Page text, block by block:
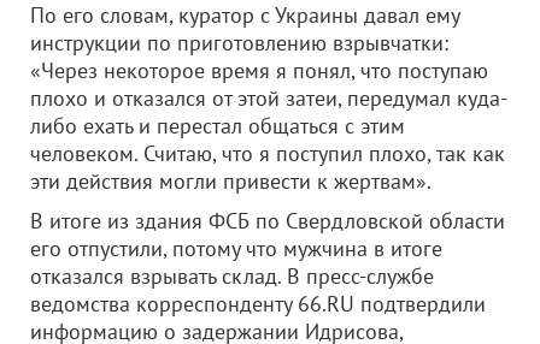
По его словам, куратор с Украины давал ему
инструкции по приготовлению взрывчатки:
«Через некоторое время я понял, что поступаю
плохо и отказался от этой затеи, передумал куда-
либо ехать и перестал общаться с этим
человеком. Считаю, что я поступил плохо, так как
эти действия могли привести к жертвам».
В итоге из здания ФСБ по Свердловской области
его отпустили, потому что мужчина в итоге
отказался взрывать склад. В пресс-службе
ведомства корреспонденту 66.RU подтвердили
информацию о задержании Идрисова,